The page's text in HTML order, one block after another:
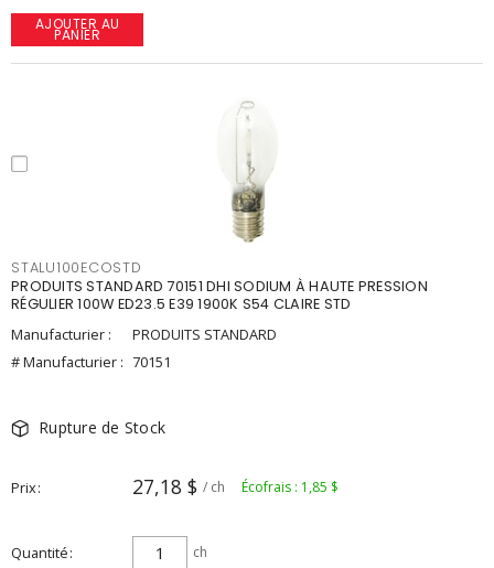
AJOUTER AU
PANIER
STALU100ECOSTD
PRODUITS STANDARD 70151 DHI SODIUM À HAUTE PRESSION
RÉGULIER 100W ED23.5 E39 1900K S54 CLAIRE STD
Manufacturier :
PRODUITS STANDARD
# Manufacturier : 70151
Rupture de Stock
Prix 27,18 $ / ch Écofrais : 1,85 $
Quantité ch